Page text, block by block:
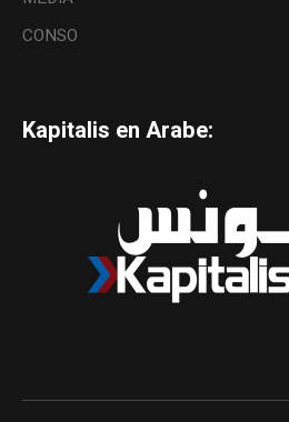
CONSO
Kapitalis en Arabe: